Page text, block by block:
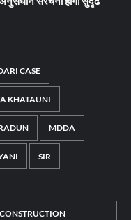
CASE
KHATAUNI
MDDA
SIR